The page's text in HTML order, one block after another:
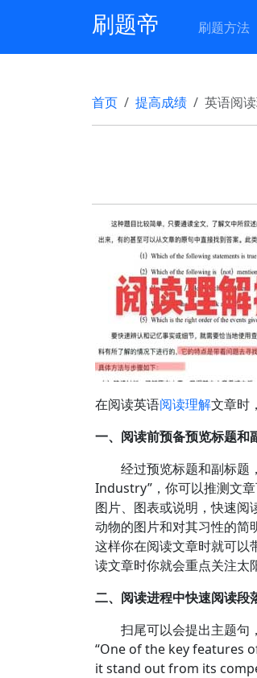
刷题帝 刷题方法
首页 提高成绩 英语阅
在阅读英语阅读理解文章时
一、阅读前预备预览标题和
经过预览标题和副标题
Industry”，你可以推测文
图片、图表或说明，快速
动物的图片和对其习性的简
这样你在阅读文章时就可
读文章时你就会重点关注太
二、阅读进程中快速阅读段
扫尾可以会提出主题句
“One of the key features
it stand out from its